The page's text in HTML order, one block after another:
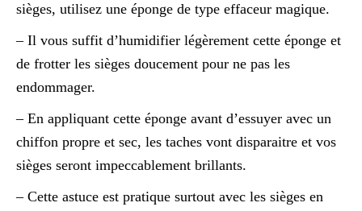
sièges, utilisez une éponge de type effaceur magique.
– Il vous suffit d’humidifier légèrement cette éponge et
de frotter les sièges doucement pour ne pas les
endommager.
– En appliquant cette éponge avant d’essuyer avec un
chiffon propre et sec, les taches vont disparaitre et vos
sièges seront impeccablement brillants.
– Cette astuce est pratique surtout avec les sièges en